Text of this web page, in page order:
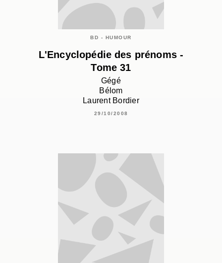
BD - HUMOUR
L'Encyclopédie des prénoms -
Tome 31
Gégé
Bélom
Laurent Bordier
29/10/2008